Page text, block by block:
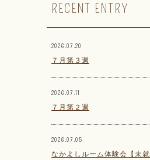
RECENT ENTRY
2026.07.20
７月第３週
2026.07.11
７月第２週
2026.07.05
なかよしルーム体験会【未就